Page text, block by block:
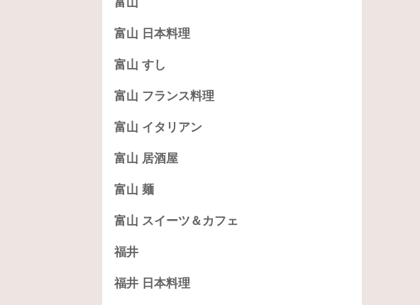
富山 日本料理
富山 すし
富山 フランス料理
富山 イタリアン
富山 居酒屋
富山 麺
富山 スイーツ＆カフェ
福井
福井 日本料理